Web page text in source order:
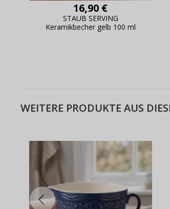
16,90 €
STAUB SERVING
Keramikbecher gelb 100 ml
WEITERE PRODUKTE AUS